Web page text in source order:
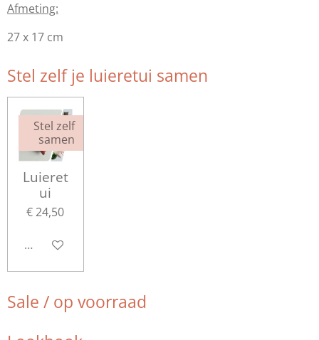
Afmeting:
27 x 17 cm
Stel zelf je luieretui samen
Stel zelf
samen
Luieret
ui
€ 24,50
Bekijk details
Sale / op voorraad